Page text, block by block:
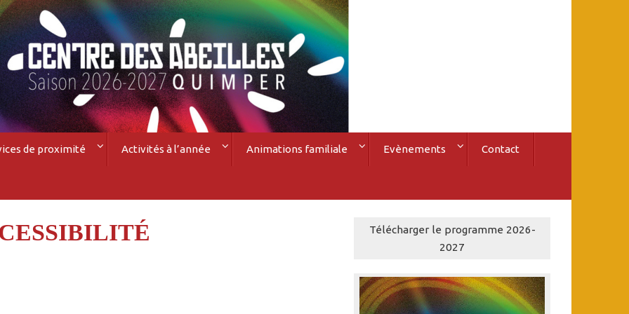
de proximité Activités à l’année Animations familiale Evènements Contact
Télécharger le programme 2026-
2027